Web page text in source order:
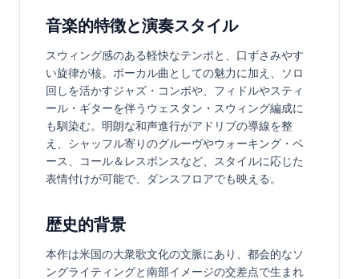
音楽的特徴と演奏スタイル
スウィング感のある軽快なテンポと、口ずさみやす
い旋律が核。ボーカル曲としての魅力に加え、ソロ
回しを活かすジャズ・コンボや、フィドルやスティ
ール・ギターを伴うウェスタン・スウィング編成に
も馴染む。明朗な和声進行がアドリブの導線を整
え、シャッフル寄りのグルーヴやウォーキング・ベ
ース、コール＆レスポンスなど、スタイルに応じた
表情付けが可能で、ダンスフロアでも映える。
歴史的背景
本作は米国の大衆歌文化の文脈にあり、都会的なソ
ングライティングと南部イメージの交差点で生まれ